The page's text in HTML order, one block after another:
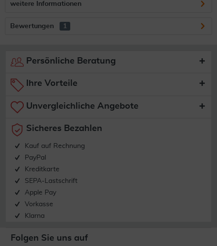
weitere Informationen
Bewertungen 1
Persönliche Beratung
Ihre Vorteile
Unvergleichliche Angebote
Sicheres Bezahlen
Kauf auf Rechnung
PayPal
Kreditkarte
SEPA-Lastschrift
Apple Pay
Vorkasse
Klarna
Folgen Sie uns auf